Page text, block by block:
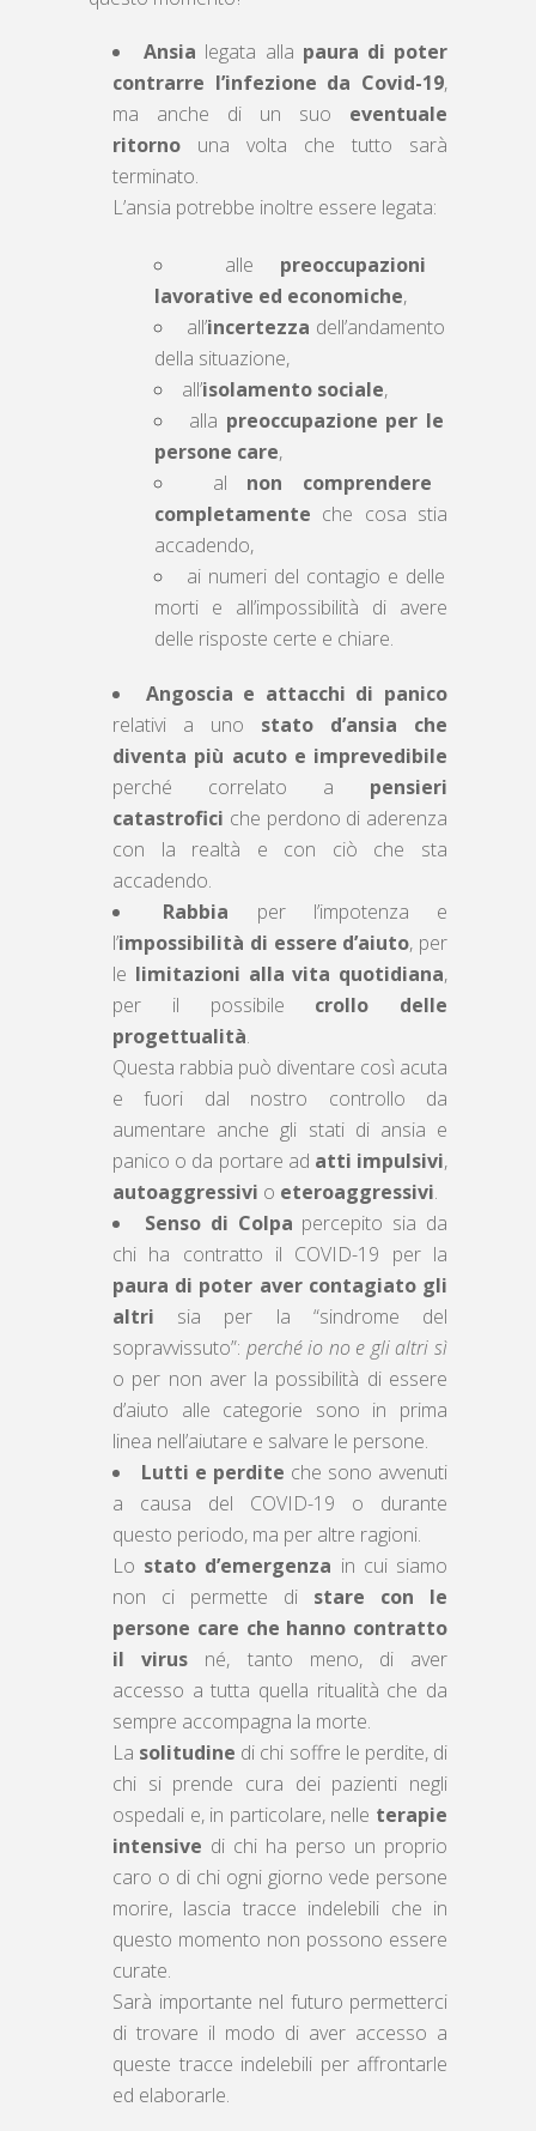
Ansia legata alla paura di poter
contrarre l’infezione da Covid-19,
ma anche di un suo eventuale
ritorno una volta che tutto sarà
terminato.
L’ansia potrebbe inoltre essere legata:
alle preoccupazioni
lavorative ed economiche,
all’incertezza dell’andamento
della situazione,
all’isolamento sociale,
alla preoccupazione per le
persone care,
al non comprendere
completamente che cosa stia
accadendo,
ai numeri del contagio e delle
morti e all’impossibilità di avere
delle risposte certe e chiare.
Angoscia e attacchi di panico
relativi a uno stato d’ansia che
diventa più acuto e imprevedibile
perché correlato a pensieri
catastrofici che perdono di aderenza
con la realtà e con ciò che sta
accadendo.
Rabbia per l’impotenza e
l’impossibilità di essere d’aiuto, per
le limitazioni alla vita quotidiana,
per il possibile crollo delle
progettualità.
Questa rabbia può diventare così acuta
e fuori dal nostro controllo da
aumentare anche gli stati di ansia e
panico o da portare ad atti impulsivi,
autoaggressivi o eteroaggressivi.
Senso di Colpa percepito sia da
chi ha contratto il COVID-19 per la
paura di poter aver contagiato gli
altri sia per la “sindrome del
sopravvissuto”: perché io no e gli altri sì
o per non aver la possibilità di essere
d’aiuto alle categorie sono in prima
linea nell’aiutare e salvare le persone.
Lutti e perdite che sono avvenuti
a causa del COVID-19 o durante
questo periodo, ma per altre ragioni.
Lo stato d’emergenza in cui siamo
non ci permette di stare con le
persone care che hanno contratto
il virus né, tanto meno, di aver
accesso a tutta quella ritualità che da
sempre accompagna la morte.
La solitudine di chi soffre le perdite, di
chi si prende cura dei pazienti negli
ospedali e, in particolare, nelle terapie
intensive di chi ha perso un proprio
caro o di chi ogni giorno vede persone
morire, lascia tracce indelebili che in
questo momento non possono essere
curate.
Sarà importante nel futuro permetterci
di trovare il modo di aver accesso a
queste tracce indelebili per affrontarle
ed elaborarle.